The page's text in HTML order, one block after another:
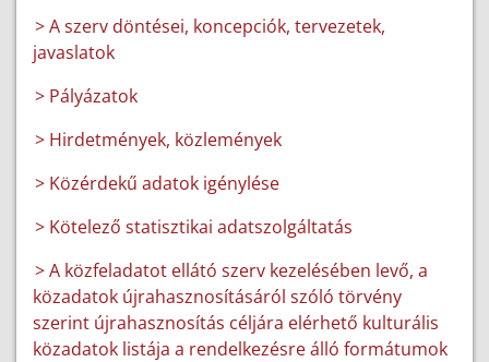
> A szerv döntései, koncepciók, tervezetek,
javaslatok
> Pályázatok
> Hirdetmények, közlemények
> Közérdekű adatok igénylése
> Kötelező statisztikai adatszolgáltatás
> A közfeladatot ellátó szerv kezelésében levő, a
közadatok újrahasznosításáról szóló törvény
szerint újrahasznosítás céljára elérhető kulturális
közadatok listája a rendelkezésre álló formátumok